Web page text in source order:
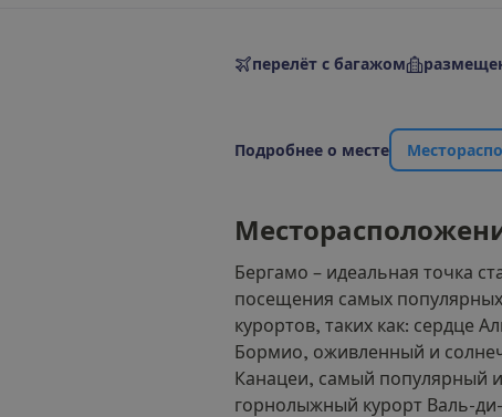
перелёт с багажом
Подробнее о месте Местораспо
Месторасположен
Бергамо – идеальная точка
посещения самых
курортов, таких как: сердце
Бормио, оживленный и
Канацеи, самый популярный
горнолыжный курорт Валь-